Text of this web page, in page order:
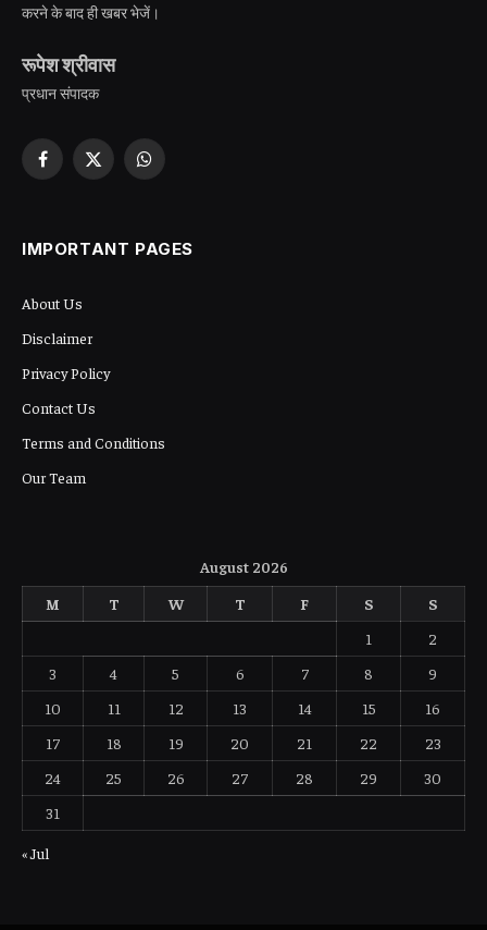
करने के बाद ही खबर भेजें।
रूपेश श्रीवास
प्रधान संपादक
Facebook
X
WhatsApp
IMPORTANT PAGES
About Us
Disclaimer
Privacy Policy
Contact Us
Terms and Conditions
Our Team
August 2026
M
T W T F S
S
1
2
3
4 5 6 7 8
9
10
11 12 13 14 15
16
17
18 19 20 21 22
23
24
25 26 27 28 29
30
31
« Jul